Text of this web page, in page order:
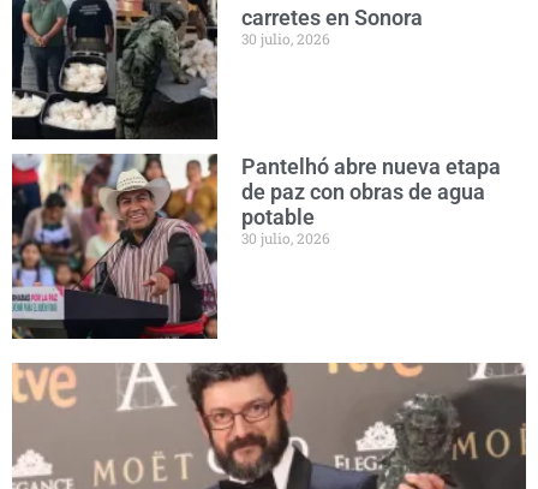
carretes en Sonora
30 julio, 2026
Pantelhó abre nueva etapa
de paz con obras de agua
potable
30 julio, 2026